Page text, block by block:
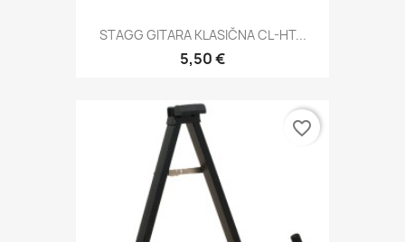
STAGG GITARA KLASIČNA CL-HT...
5,50 €
favorite_border